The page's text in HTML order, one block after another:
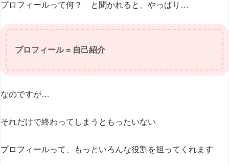
プロフィールって何？ と聞かれると、やっぱり…
プロフィール = 自己紹介
なのですが…
それだけで終わってしまうともったいない
プロフィールって、もっといろんな役割を担ってくれます